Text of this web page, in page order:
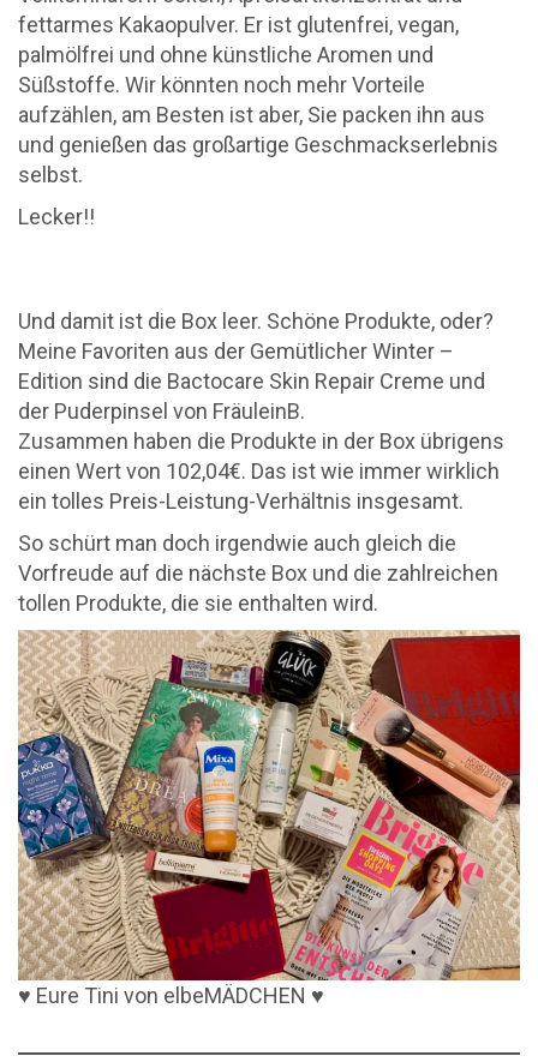
fettarmes Kakaopulver. Er ist glutenfrei, vegan,
palmölfrei und ohne künstliche Aromen und
Süßstoffe. Wir könnten noch mehr Vorteile
aufzählen, am Besten ist aber, Sie packen ihn aus
und genießen das großartige Geschmackserlebnis
selbst.
Lecker!!
Und damit ist die Box leer. Schöne Produkte, oder?
Meine Favoriten aus der Gemütlicher Winter –
Edition sind die Bactocare Skin Repair Creme und
der Puderpinsel von FräuleinB.
Zusammen haben die Produkte in der Box übrigens
einen Wert von 102,04€. Das ist wie immer wirklich
ein tolles Preis-Leistung-Verhältnis insgesamt.
So schürt man doch irgendwie auch gleich die
Vorfreude auf die nächste Box und die zahlreichen
tollen Produkte, die sie enthalten wird.
♥ Eure Tini von elbeMÄDCHEN ♥